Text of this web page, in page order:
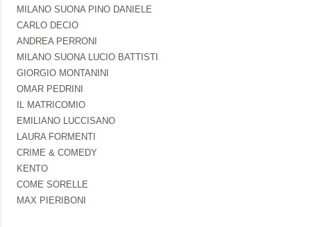
MILANO SUONA PINO DANIELE
CARLO DECIO
ANDREA PERRONI
MILANO SUONA LUCIO BATTISTI
GIORGIO MONTANINI
OMAR PEDRINI
IL MATRICOMIO
EMILIANO LUCCISANO
LAURA FORMENTI
CRIME & COMEDY
KENTO
COME SORELLE
MAX PIERIBONI